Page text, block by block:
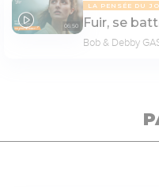
06:50
LA PENSÉE DU
Fuir, se
Bob & Debby